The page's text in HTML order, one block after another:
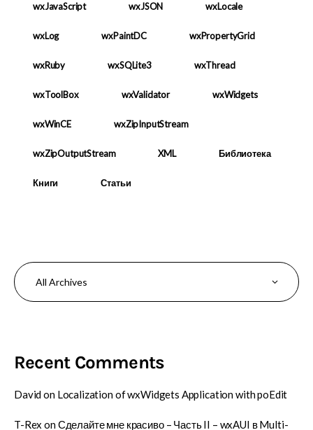
wxJavaScript wxJSON wxLocale
wxLog wxPaintDC wxPropertyGrid
wxRuby wxSQLite3 wxThread
wxToolBox wxValidator wxWidgets
wxWinCE wxZipInputStream
wxZipOutputStream XML Библиотека
Книги Статьи
Recent Comments
Davidon Localization of wxWidgets Application with poEdit
T-Rex onСделайте мне красиво – Часть II – wxAUI в Multi-